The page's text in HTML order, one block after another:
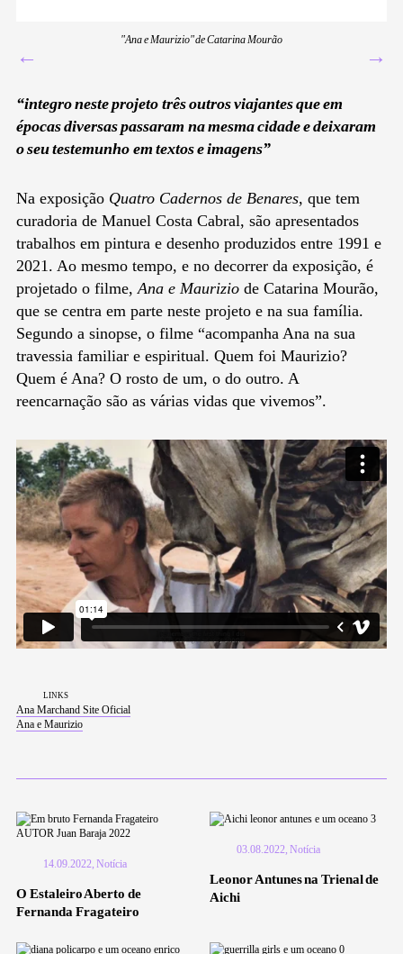
"Ana e Maurizio" de Catarina Mourão
← →
“integro neste projeto três outros viajantes que em
épocas diversas passaram na mesma cidade e deixaram
o seu testemunho em textos e imagens”
Na exposição Quatro Cadernos de Benares, que tem
curadoria de Manuel Costa Cabral, são apresentados
trabalhos em pintura e desenho produzidos entre 1991 e
2021. Ao mesmo tempo, e no decorrer da exposição, é
projetado o filme,Ana e Maurizio de Catarina Mourão,
que se centra em parte neste projeto e na sua família.
Segundo a sinopse, o filme “acompanha Ana na sua
travessia familiar e espiritual. Quem foi Maurizio?
Quem é Ana? O rosto de um, o do outro. A
reencarnação são as várias vidas que vivemos”.
links
Ana Marchand Site Oficial
Ana e Maurizio
14.09.2022, Notícia
O Estaleiro Aberto de
Fernanda Fragateiro
03.08.2022, Notícia
Leonor Antunes na Trienal de
Aichi